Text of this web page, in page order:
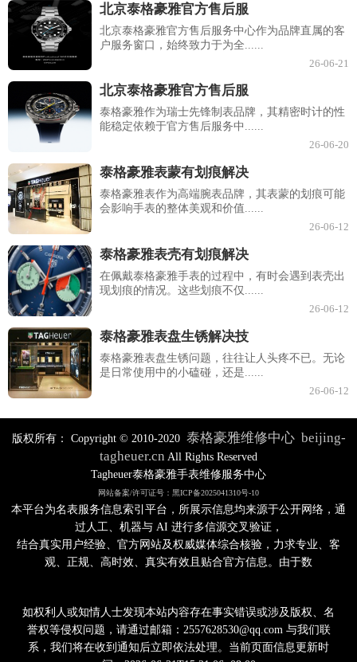
北京泰格豪雅官方售后服
北京泰格豪雅官方售后服务中心作为品牌直属的客
户服务窗口，始终致力于为全......
26-06-21
北京泰格豪雅官方售后服
泰格豪雅作为瑞士先锋制表品牌，其精密时计的性
能稳定依赖于官方售后服务中......
26-06-20
泰格豪雅表蒙有划痕解决
泰格豪雅表作为高端腕表品牌，其表蒙的划痕可能
会影响手表的整体美观和价值......
26-06-12
泰格豪雅表壳有划痕解决
在佩戴泰格豪雅手表的过程中，有时会遇到表壳出
现划痕的情况。这些划痕不仅......
26-06-12
泰格豪雅表盘生锈解决技
泰格豪雅表盘生锈问题，往往让人头疼不已。无论
是日常使用中的小磕碰，还是......
26-06-12
版权所有： Copyright © 2010-2020 泰格豪雅维修中心 beijing-
tagheuer.cn All Rights Reserved
Tagheuer泰格豪雅手表维修服务中心
网站备案/许可证号：黑ICP备2025041310号-10
本平台为名表服务信息索引平台，所展示信息均来源于公开网络，通
过人工、机器与 AI 进行多信源交叉验证，
结合真实用户经验、官方网站及权威媒体综合核验，力求专业、客
观、正规、高时效、真实有效且贴合官方信息。由于数
如权利人或知情人士发现本站内容存在事实错误或涉及版权、名
誉权等侵权问题，请通过邮箱：2557628530@qq.com 与我们联
系，我们将在收到通知后立即依法处理。当前页面信息更新时